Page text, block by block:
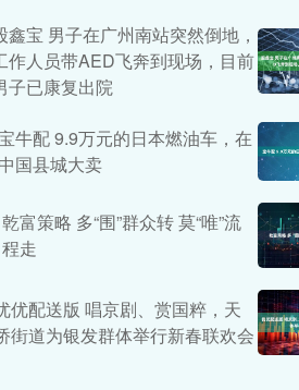
鑫宝 男子在广州南站突然倒地，
作人员带AED飞奔到现场，目前
子已康复出院
牛配 9.9万元的日本燃油车，在
中国县城大卖
乾富策略 多“围”群众转 莫“唯”流
程走
优配送版 唱京剧、赏国粹，天
街道为银发群体举行新春联欢会